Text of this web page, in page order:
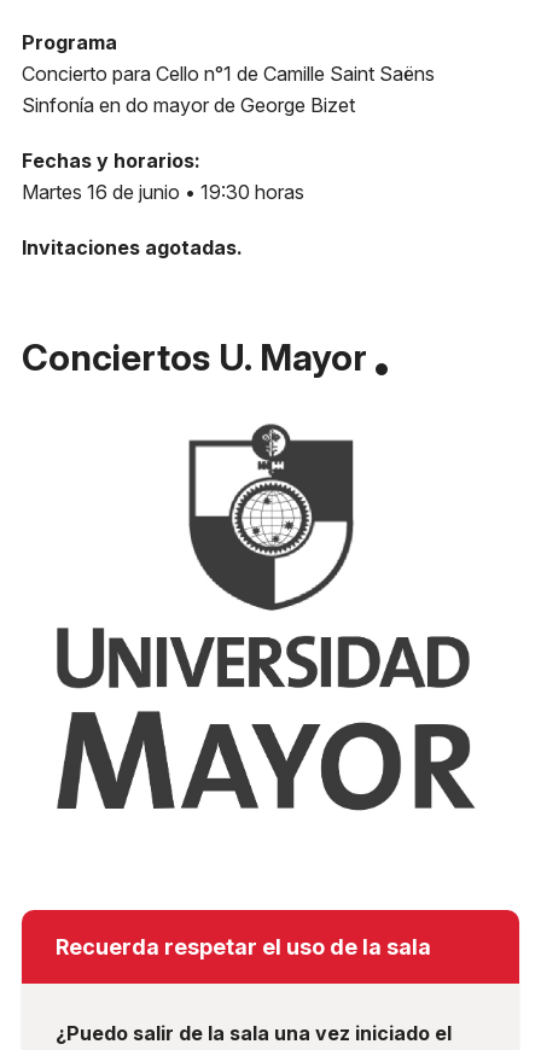
Micro
418, 426, 429 541N
Programa
Concierto para Cello n°1 de Camille Saint Saëns
Sinfonía en do mayor de George Bizet
Fechas y horarios:
Martes 16 de junio • 19:30 horas
Invitaciones agotadas.
Conciertos U. Mayor
Recuerda respetar el uso de la sala
¿Puedo salir de la sala una vez iniciado el